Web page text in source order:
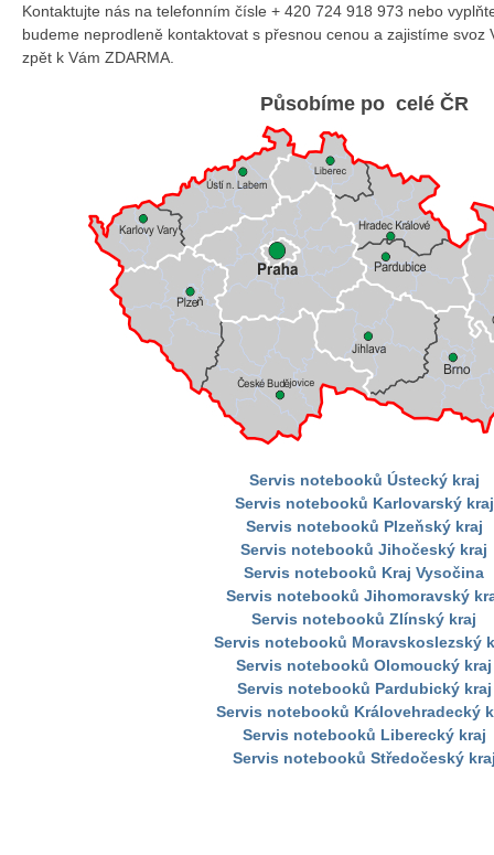
Kontaktujte nás na telefonním čísle + 420 724 918 973 nebo
budeme neprodleně kontaktovat s přesnou cenou a zajistíme svoz
zpět k Vám ZDARMA.
Působíme po celé ČR
Servis notebooků Ústecký kraj
Servis notebooků Karlovarský kraj
Servis notebooků Plzeňský kraj
Servis notebooků Jihočeský kraj
Servis notebooků Kraj Vysočina
Servis notebooků Jihomoravský
Servis notebooků Zlínský kraj
Servis notebooků Moravskoslezský
Servis notebooků Olomoucký kraj
Servis notebooků Pardubický kraj
Servis notebooků Královehradecký
Servis notebooků Liberecký kraj
Servis notebooků Středočeský